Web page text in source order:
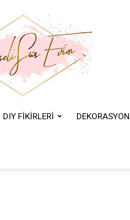
DIY FİKİRLERİ DEKORASYON